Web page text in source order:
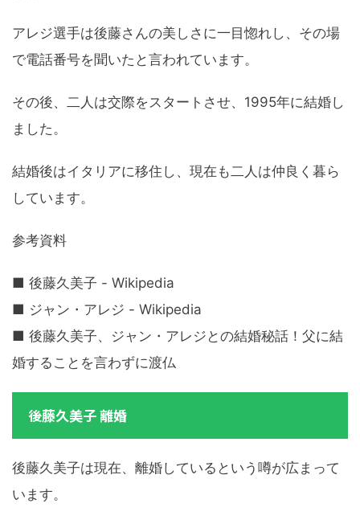
アレジ選手は後藤さんの美しさに一目惚れし、その場
で電話番号を聞いたと言われています。
その後、二人は交際をスタートさせ、1995年に結婚し
ました。
結婚後はイタリアに移住し、現在も二人は仲良く暮ら
しています。
参考資料
■ 後藤久美子 - Wikipedia
■ ジャン・アレジ - Wikipedia
■ 後藤久美子、ジャン・アレジとの結婚秘話！父に結
婚することを言わずに渡仏
後藤久美子 離婚
後藤久美子は現在、離婚しているという噂が広まって
います。